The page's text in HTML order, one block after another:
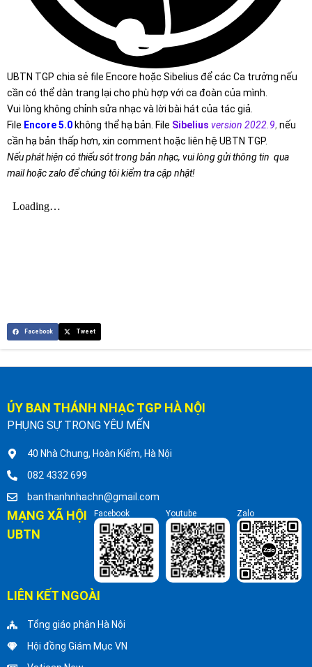
UBTN TGP chia sẻ file Encore hoặc Sibelius để các Ca trưởng nếu
cần có thể dàn trang lại cho phù hợp với ca đoàn của mình.
Vui lòng không chỉnh sửa nhạc và lời bài hát của tác giả.
File Encore 5.0không thể hạ bản. File Sibelius version 2022.9, nếu
cần hạ bản thấp hơn, xin comment hoặc liên hệ UBTN TGP.
Nếu phát hiện có thiếu sót trong bản nhạc, vui lòng gửi thông tin qua
mail hoặc zalo để chúng tôi kiểm tra cập nhật!
Facebook Tweet
ỦY BAN THÁNH NHẠC TGP HÀ NỘI
PHỤNG SỰ TRONG YÊU MẾN
40 Nhà Chung, Hoàn Kiếm, Hà Nội
082 4332 699
banthanhnhachn@gmail.com
MẠNG XÃ HỘI
UBTN
Facebook Youtube Zalo
LIÊN KẾT NGOÀI
Tổng giáo phận Hà Nội
Hội đồng Giám Mục VN